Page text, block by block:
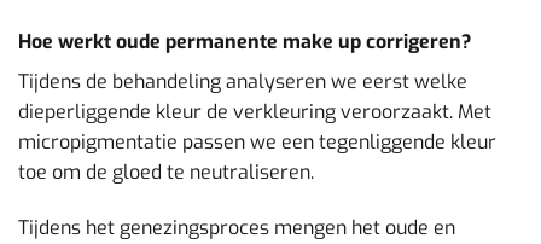
Hoe werkt oude permanente make up corrigeren?
Tijdens de behandeling analyseren we eerst welke
dieperliggende kleur de verkleuring veroorzaakt. Met
micropigmentatie passen we een tegenliggende kleur
toe om de gloed te neutraliseren.
Tijdens het genezingsproces mengen het oude en